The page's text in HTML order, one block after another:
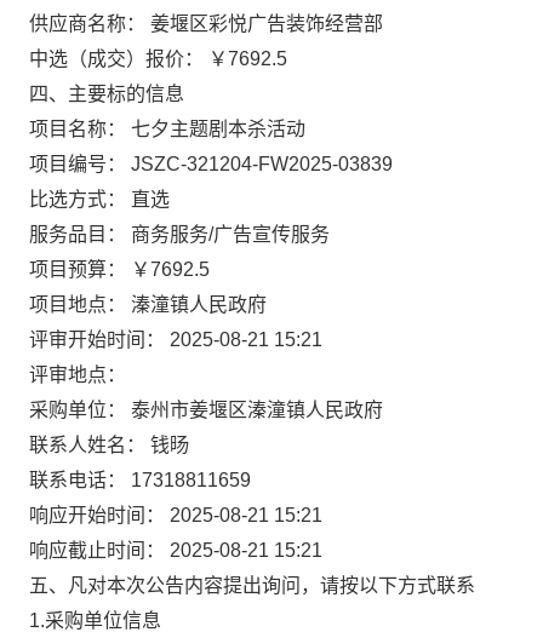
供应商名称： 姜堰区彩悦广告装饰经营部
中选（成交）报价： ￥7692.5
四、主要标的信息
项目名称： 七夕主题剧本杀活动
项目编号： JSZC-321204-FW2025-03839
比选方式： 直选
服务品目： 商务服务/广告宣传服务
项目预算： ￥7692.5
项目地点： 溱潼镇人民政府
评审开始时间： 2025-08-21 15:21
评审地点：
采购单位： 泰州市姜堰区溱潼镇人民政府
联系人姓名： 钱旸
联系电话： 17318811659
响应开始时间： 2025-08-21 15:21
响应截止时间： 2025-08-21 15:21
五、凡对本次公告内容提出询问，请按以下方式联系
1.采购单位信息